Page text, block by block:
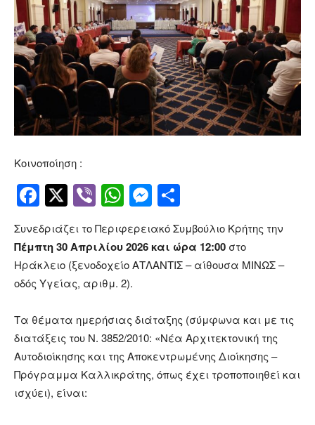
Κοινοποίηση :
Facebook
Twitter
ViberWhatsApp
Messenger
Συνεδριάζει το Περιφερειακό Συμβούλιο Κρήτης την
Πέμπτη 30 Απριλίου 2026και ώρα 12:00 στο
Ηράκλειο (ξενοδοχείο ΑΤΛΑΝΤΙΣ – αίθουσα ΜΙΝΩΣ–
οδός Υγείας, αριθμ. 2).
Τα θέματα ημερήσιας διάταξης (σύμφωνα και με τις
διατάξεις του Ν. 3852/2010: «Νέα Αρχιτεκτονική της
Αυτοδιοίκησης και της Αποκεντρωμένης Διοίκησης –
Πρόγραμμα Καλλικράτης, όπως έχει τροποποιηθεί και
ισχύει), είναι: